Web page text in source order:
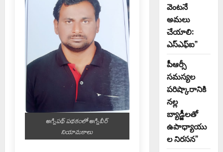
అగ్నిపథ్ పథకంలో అగ్నివీర్
నియామకాలు
వెంటనే
అమలు
చేయాలి:
ఎస్ఎఫ్ఐ”
పీఆర్సీ
సమస్యల
పరిష్కారానికి
నల్ల
బ్యాడ్జీలతో
ఉపాధ్యాయు
ల నిరసన”